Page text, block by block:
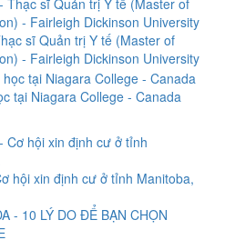
sĩ Quản trị Y tế (Master of
- Fairleigh Dickinson University
tại Niagara College - Canada
hội xin định cư ở tỉnh Manitoba,